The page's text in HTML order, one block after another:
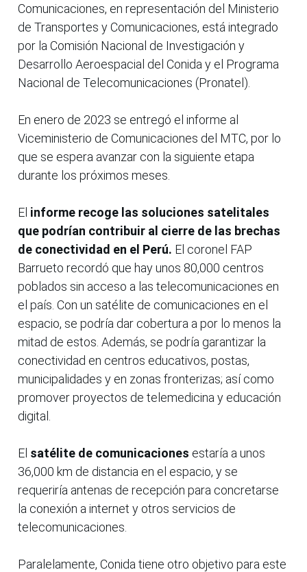
Comunicaciones, en representación del Ministerio
de Transportes y Comunicaciones, está integrado
por la Comisión Nacional de Investigación y
Desarrollo Aeroespacial del Conida y el Programa
Nacional de Telecomunicaciones (Pronatel).
En enero de 2023 se entregó el informe al
Viceministerio de Comunicaciones del MTC, por lo
que se espera avanzar con la siguiente etapa
durante los próximos meses.
El informe recoge las soluciones satelitales
que podrían contribuir al cierre de las brechas
de conectividad en el Perú. El coronel FAP
Barrueto recordó que hay unos 80,000 centros
poblados sin acceso a las telecomunicaciones en
el país. Con un satélite de comunicaciones en el
espacio, se podría dar cobertura a por lo menos la
mitad de estos. Además, se podría garantizar la
conectividad en centros educativos, postas,
municipalidades y en zonas fronterizas; así como
promover proyectos de telemedicina y educación
digital.
El satélite de comunicaciones estaría a unos
36,000 km de distancia en el espacio, y se
requeriría antenas de recepción para concretarse
la conexión a internet y otros servicios de
telecomunicaciones.
Paralelamente, Conida tiene otro objetivo para este